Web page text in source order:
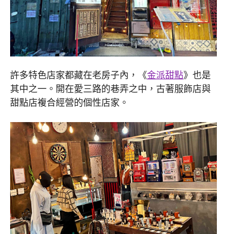
許多特色店家都藏在老房子內，《金派甜點》也是
其中之一。開在愛三路的巷弄之中，古著服飾店與
甜點店複合經營的個性店家。